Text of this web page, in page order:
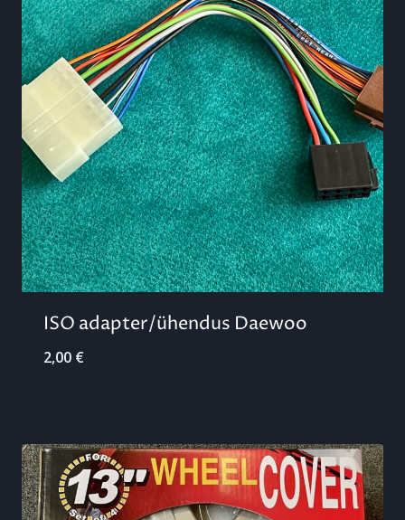
ISO adapter/ühendus Daewoo
2,00 €